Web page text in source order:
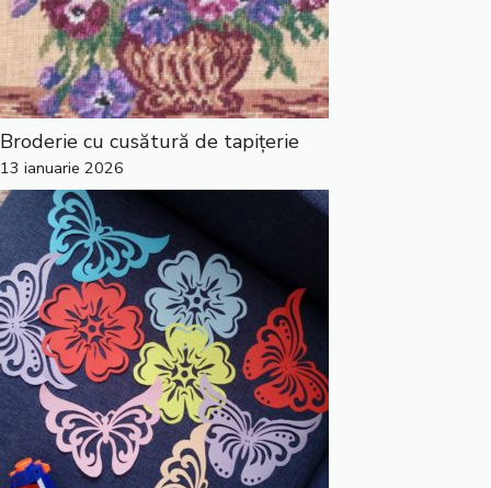
Broderie cu cusătură de tapițerie
13 ianuarie 2026